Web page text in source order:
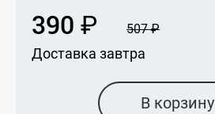
390 ₽ 507₽
Доставка завтра
В корзину